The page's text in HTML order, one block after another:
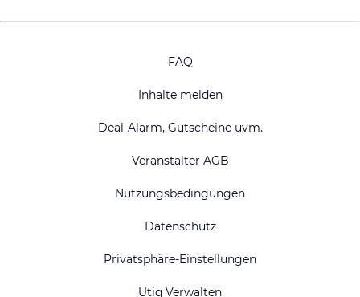
FAQ
Inhalte melden
Deal-Alarm, Gutscheine uvm.
Veranstalter AGB
Nutzungsbedingungen
Datenschutz
Privatsphäre-Einstellungen
Utiq Verwalten